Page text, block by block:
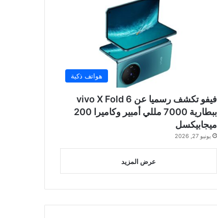
هواتف ذكية
فيفو تكشف رسميا عن vivo X Fold 6
ببطارية 7000 مللي أمبير وكاميرا 200
ميجابيكسل
يونيو 27, 2026
عرض المزيد